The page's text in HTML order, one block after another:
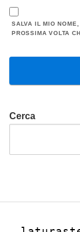
SALVA IL MIO
PROSSIMA VOLTA
Cerca